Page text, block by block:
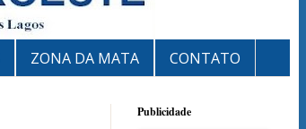
ZONA DA MATA CONTATO
Publicidade